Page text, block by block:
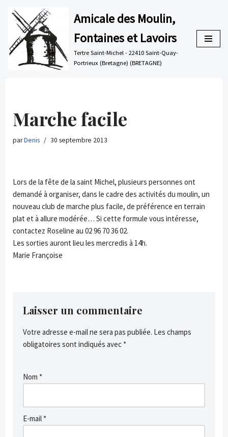
Aller
au
contenu
Amicale des Moulin,
Fontaines et Lavoirs
Tertre Saint-Michel - 22410 Saint-Quay-
Portrieux (Bretagne) (BRETAGNE)
Marche facile
parDenis 30 septembre 2013
Lors de la fête de la saint Michel, plusieurs personnes ont
demandé à organiser, dans le cadre des activités du moulin, un
nouveau club de marche plus facile, de préférence en terrain
plat et à allure modérée… Si cette formule vous intéresse,
contactez Roseline au 02 96 70 36 02.
Les sorties auront lieu les mercredis à 14h.
Marie Françoise
Laisser un commentaire
Votre adresse e-mail ne sera pas publiée. Les champs
obligatoires sont indiqués avec *
Nom *
E-mail *